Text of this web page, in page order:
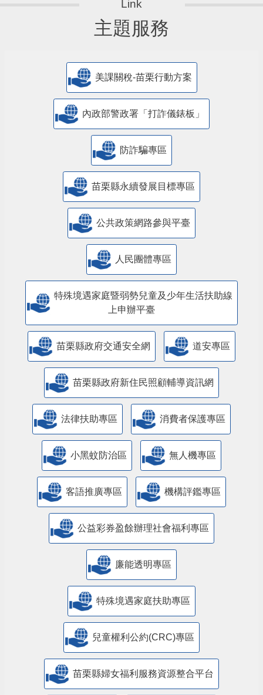
主題服務
美課關稅-苗栗行動方案
內政部警政署「打詐儀錶板」
防詐騙專區
苗栗縣永續發展目標專區
公共政策網路參與平臺
人民團體專區
特殊境遇家庭暨弱勢兒童及少年生活扶助線
上申辦平臺
苗栗縣政府交通安全網 道安專區
苗栗縣政府新住民照顧輔導資訊網
法律扶助專區 消費者保護專區
小黑蚊防治區 無人機專區
客語推廣專區 機構評鑑專區
公益彩券盈餘辦理社會福利專區
廉能透明專區
特殊境遇家庭扶助專區
兒童權利公約(CRC)專區
苗栗縣婦女福利服務資源整合平台